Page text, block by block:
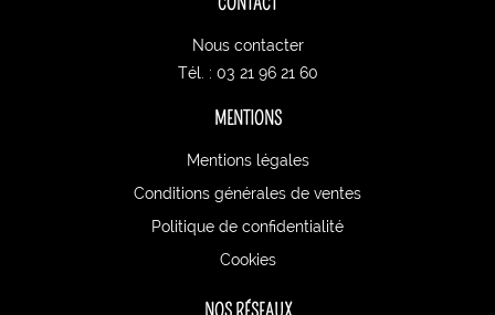
Nous contacter
Tél. : 03 21 96 21 60
MENTIONS
Mentions légales
Conditions générales de ventes
Politique de confidentialité
Cookies